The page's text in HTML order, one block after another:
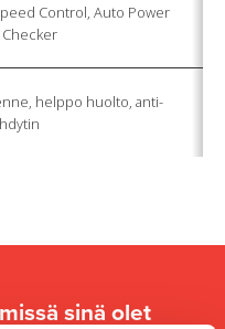
Control, Auto Power
Checker
helppo huolto, anti-
sinä olet